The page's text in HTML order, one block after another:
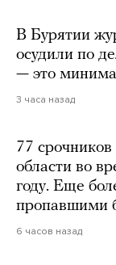
В Бурятии
осудили по
— это
3 часа назад
77
области во
году. Еще
пропавшими
6 часов назад